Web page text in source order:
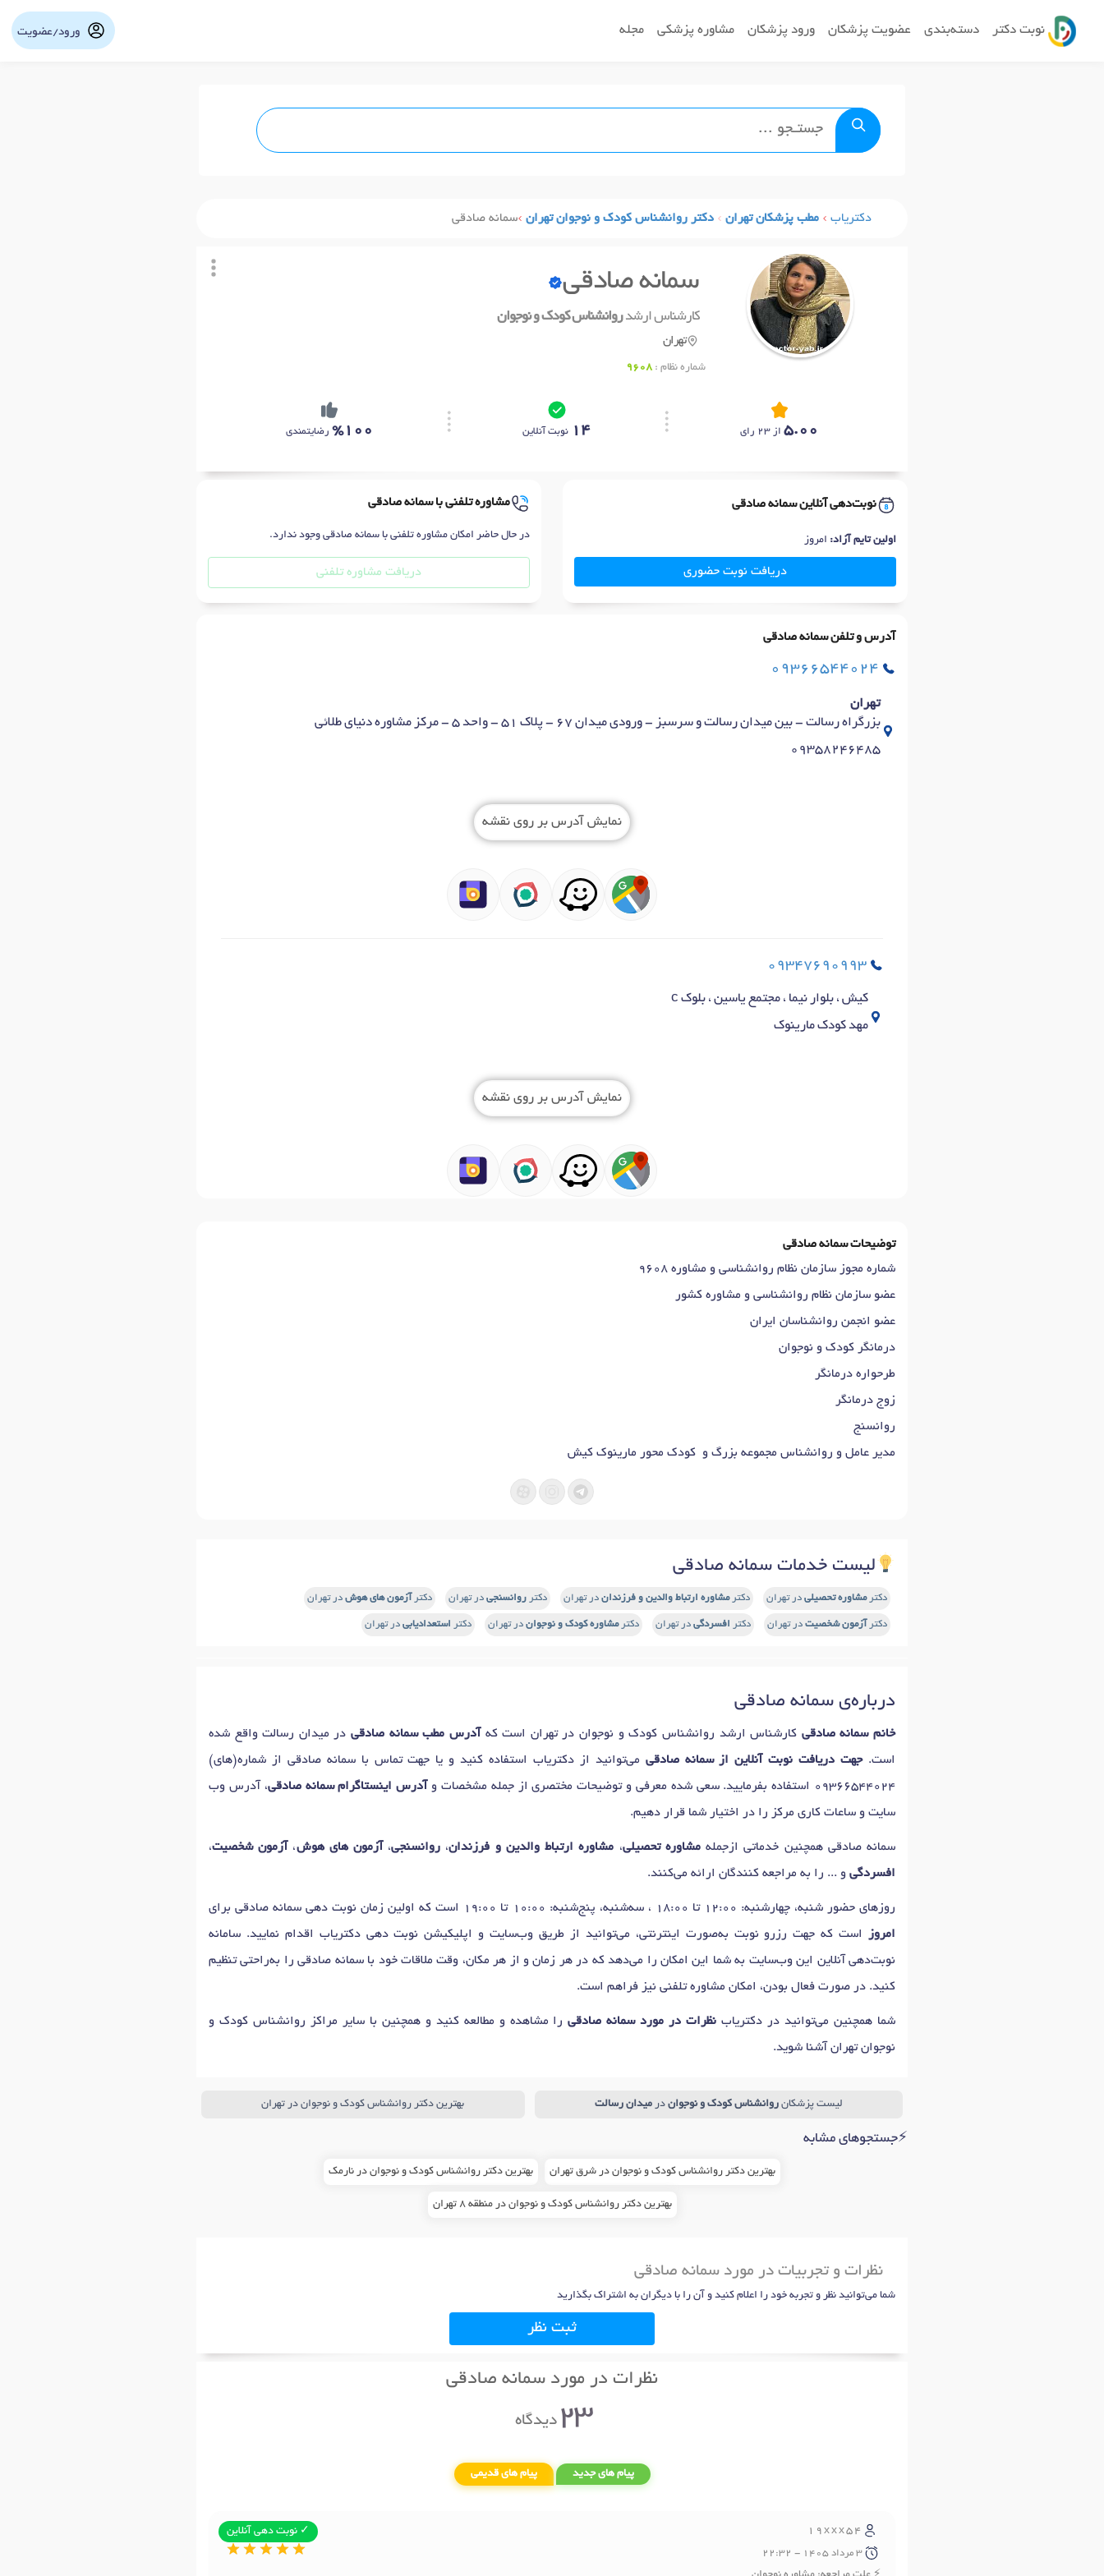
نوبت دکتر دسته‌بندی عضویت پزشکان ورود پزشکان مشاوره پزشکی مجله ورود/عضویت
دکتریاب مطب پزشکان تهران دکتر روانشناس کودک و نوجوان تهران سمانه صادقی
سمانه صادقی
کارشناس ارشدروانشناس کودک و نوجوان
تهران
شماره نظام :9608
5.00 از 23 رای 14 نوبت آنلاین %100 رضایتمندی
نوبت‌دهی آنلاین سمانه صادقی
اولین تایم آزاد: امروز
دریافت نوبت حضوری
مشاوره تلفنی با سمانه صادقی
در حال حاضر امکان مشاوره تلفنی با سمانه صادقی وجود ندارد.
دریافت مشاوره تلفنی
آدرس و تلفن سمانه صادقی
09366544024
تهران
بزرگراه رسالت - بین میدان رسالت و سرسبز - ورودی میدان 67 - پلاک 51 - واحد 5 - مرکز مشاوره دنیای طلائی
09358246485
نمایش آدرس بر روی نقشه
09347690993
کیش ، بلوار نیما ، مجتمع یاسین ، بلوک c
مهد کودک مارینوک
نمایش آدرس بر روی نقشه
توضیحات سمانه صادقی
شماره مجوز سازمان نظام روانشناسی و مشاوره 9608
عضو سازمان نظام روانشناسی و مشاوره کشور
عضو انجمن روانشناسان ایران
درمانگر کودک و نوجوان
طرحواره درمانگر
زوج درمانگر
روانسنج
مدیر عامل و روانشناس مجموعه بزرگ و کودک محور مارینوک کیش
لیست خدمات سمانه صادقی
دکترمشاوره تحصیلی در تهران دکترمشاوره ارتباط والدین و فرزندان در تهران دکتر روانسنجی در تهران دکتر آزمون های هوش در تهران
دکتر آزمون شخصیت در تهران دکتر افسردگی در تهران دکترمشاوره کودک و نوجوان در تهران دکتر استعدادیابی در تهران
درباره‌ی سمانه صادقی
خانم سمانه صادقی کارشناس ارشد روانشناس کودک و نوجوان در تهران است که آدرس مطب سمانه صادقیدر میدان رسالت واقع شده
است.جهت دریافت نوبت آنلاین از سمانه صادقی می‌توانید از دکتریاب استفاده کنید و یا جهت تماس با سمانه صادقی از شماره(های)
09366544024 استفاده بفرمایید. سعی شده معرفی و توضیحات مختصری از جمله مشخصات و آدرس اینستاگرام سمانه صادقی، آدرس وب
سایت و ساعات کاری مرکز را در اختیار شما قرار دهیم.
سمانه صادقی همچنین خدماتی ازجملهمشاوره تحصیلی، مشاوره ارتباط والدین و فرزندان، روانسنجی، آزمون های هوش، آزمون شخصیت،
افسردگی و ... را به مراجعه کنندگان ارائه می‌کنند.
روزهای حضور شنبه، چهارشنبه: 12:00 تا 18:00 ، سه‌شنبه، پنج‌شنبه: 10:00 تا 19:00 است که اولین زمان نوبت دهی سمانه صادقی برای
امروز
است که جهت رزرو نوبت به‌صورت اینترنتی، می‌توانید از طریق وب‌سایت و اپلیکیشن نوبت دهی دکتریاب اقدام نمایید. سامانه
نوبت‌دهی آنلاین این وب‌سایت به شما این امکان را می‌دهد که در هر زمان و از هر مکان، وقت ملاقات خود با سمانه صادقی را به‌راحتی تنظیم
کنید. در صورت فعال بودن، امکان مشاوره تلفنی نیز فراهم است.
شما همچنین می‌توانید در دکتریاب نظرات در مورد سمانه صادقیرا مشاهده و مطالعه کنید و همچنین با سایر مراکز روانشناس کودک و
نوجوان تهران آشنا شوید.
لیست پزشکانروانشناس کودک و نوجوان درمیدان رسالت بهترین دکتر روانشناس کودک و نوجوان در تهران
⚡جستجوهای مشابه
بهترین دکتر روانشناس کودک و نوجوان در شرق تهران بهترین دکتر روانشناس کودک و نوجوان در نارمک
بهترین دکتر روانشناس کودک و نوجوان در منطقه 8 تهران
نظرات و تجربیات در مورد سمانه صادقی
شما می‌توانید نظر و تجربه خود را اعلام کنید و آن را با دیگران به اشتراک بگذارید
ثبت نظر
نظرات در مورد سمانه صادقی
23دیدگاه
پیام های جدید پیام های قدیمی
19xxx54 ✓ نوبت دهی آنلاین
3 مرداد 1405 - 22:32